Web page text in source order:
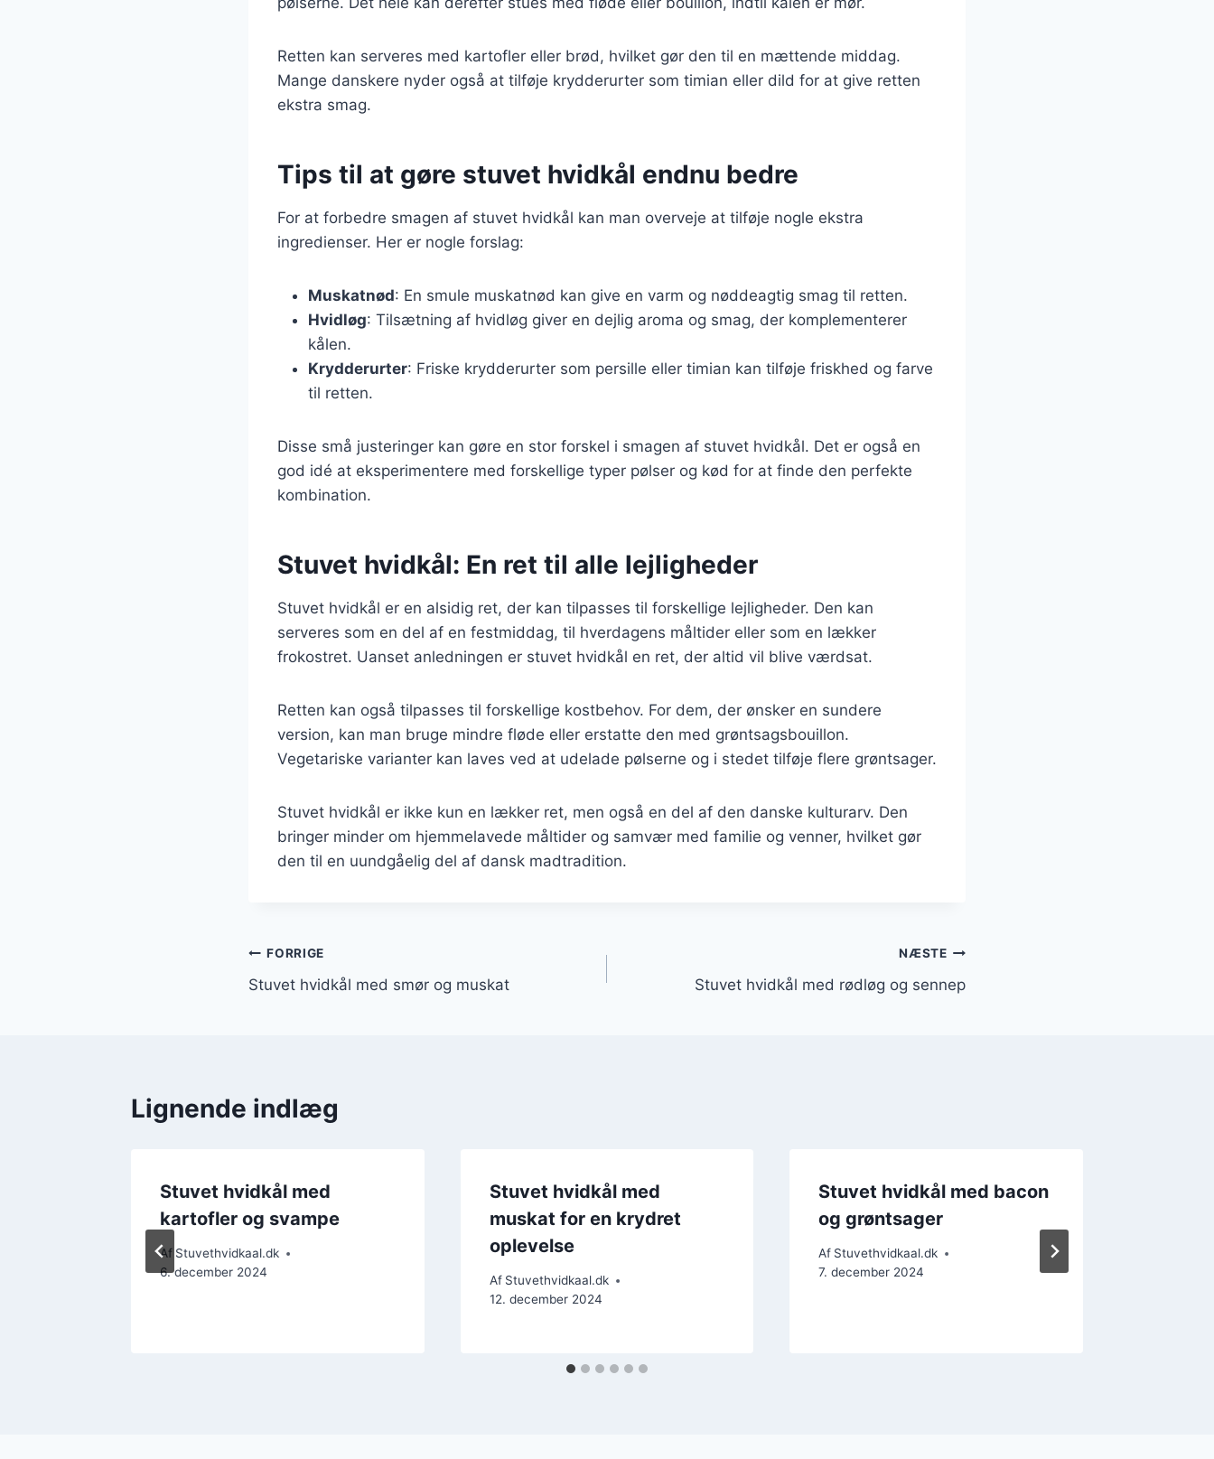
Retten kan serveres med kartofler eller brød, hvilket gør den til en mættende middag.
Mange danskere nyder også at tilføje krydderurter som timian eller dild for at give retten
ekstra smag.
Tips til at gøre stuvet hvidkål endnu bedre
For at forbedre smagen af stuvet hvidkål kan man overveje at tilføje nogle ekstra
ingredienser. Her er nogle forslag:
Muskatnød: En smule muskatnød kan give en varm og nøddeagtig smag til retten.
Hvidløg: Tilsætning af hvidløg giver en dejlig aroma og smag, der komplementerer
kålen.
Krydderurter: Friske krydderurter som persille eller timian kan tilføje friskhed og farve
til retten.
Disse små justeringer kan gøre en stor forskel i smagen af stuvet hvidkål. Det er også en
god idé at eksperimentere med forskellige typer pølser og kød for at finde den perfekte
kombination.
Stuvet hvidkål: En ret til alle lejligheder
Stuvet hvidkål er en alsidig ret, der kan tilpasses til forskellige lejligheder. Den kan
serveres som en del af en festmiddag, til hverdagens måltider eller som en lækker
frokostret. Uanset anledningen er stuvet hvidkål en ret, der altid vil blive værdsat.
Retten kan også tilpasses til forskellige kostbehov. For dem, der ønsker en sundere
version, kan man bruge mindre fløde eller erstatte den med grøntsagsbouillon.
Vegetariske varianter kan laves ved at udelade pølserne og i stedet tilføje flere grøntsager.
Stuvet hvidkål er ikke kun en lækker ret, men også en del af den danske kulturarv. Den
bringer minder om hjemmelavede måltider og samvær med familie og venner, hvilket gør
den til en uundgåelig del af dansk madtradition.
Indlægsnavigation
FORRIGE
Stuvet hvidkål med smør og muskat
NÆSTE
Stuvet hvidkål med rødløg og sennep
Lignende indlæg
Stuvet hvidkål med
kartofler og svampe
Af Stuvethvidkaal.dk
6. december 2024
Stuvet hvidkål med
muskat for en krydret
oplevelse
Af Stuvethvidkaal.dk
12. december 2024
Stuvet hvidkål med bacon
og grøntsager
Af Stuvethvidkaal.dk
7. december 2024